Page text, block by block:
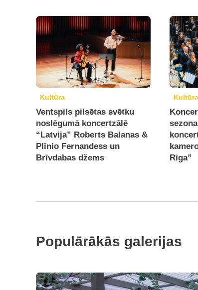
Kultūra
Ventspils pilsētas svētku
noslēgumā koncertzālē
“Latvija” Roberts Balanas &
Plīnio Fernandess un
Brīvdabas džems
Kultūra
Rīga”
Populārākās galerijas